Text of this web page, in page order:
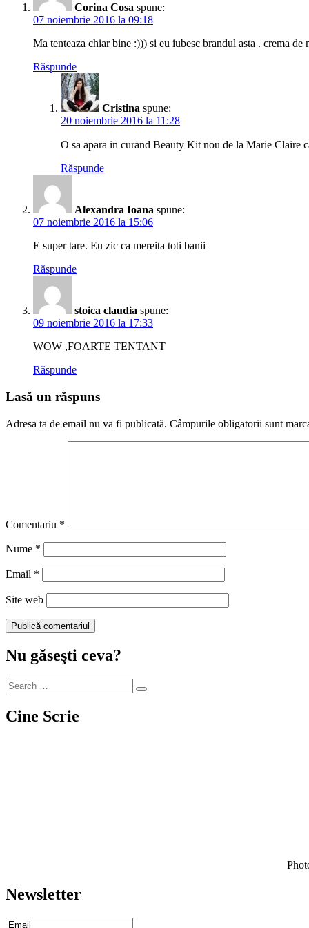
Corina Cosa spune:
07 noiembrie 2016 la 09:18
Ma tenteaza chiar bine :))) si eu iubesc brandul asta . crema
Răspunde
Cristina spune:
20 noiembrie 2016 la 11:28
O sa apara in curand Beauty Kit nou de la Marie Claire
Răspunde
Alexandra Ioana spune:
07 noiembrie 2016 la 15:06
E super tare. Eu zic ca mereita toti banii
Răspunde
stoica claudia spune:
09 noiembrie 2016 la 17:33
WOW ,FOARTE TENTANT
Răspunde
Lasă un răspuns
Adresa ta de email nu va fi publicată. Câmpurile obligatorii sunt
Comentariu *
Nume *
Email *
Site web
Nu găseşti ceva?
Cine Scrie
Newsletter
Email